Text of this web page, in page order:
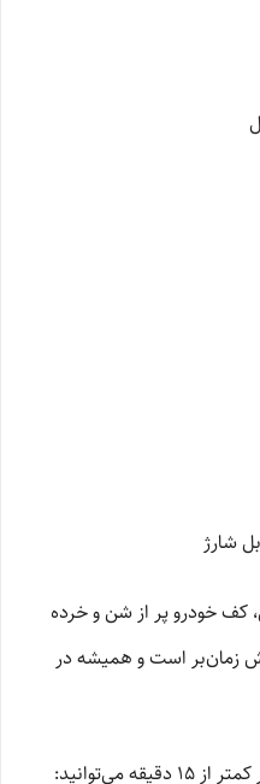
شارژ
کف خودرو پر از شن و خرده
زمان‌بر است و همیشه در
می‌توانید: